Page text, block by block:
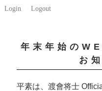
Login Logout
年末年始の
お
平素は、渡會将士